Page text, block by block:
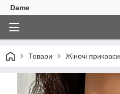
Dame
Товари Жіночі прикраси